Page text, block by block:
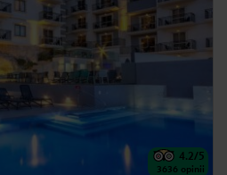
4.2/5
3636 opinii